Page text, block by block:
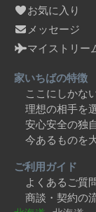
お気に入り
メッセージ
マイストリー
家いちばの特徴
ここにしかな
理想の相手を
安心安全の独
今あるものを
ご利用ガイド
よくあるご質
商談・契約の